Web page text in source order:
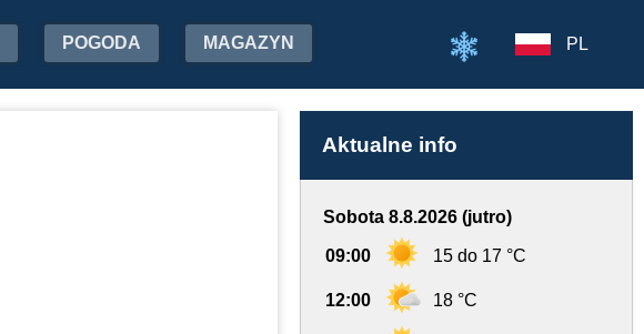
POGODA MAGAZYN PL
Aktualne info
Sobota 8.8.2026 (jutro)
09:00 15 do 17 °C
12:00 18 °C